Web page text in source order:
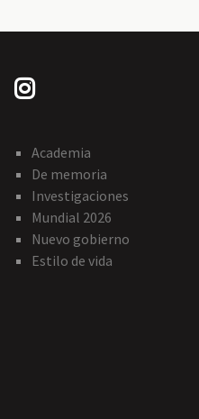
Academia
De memoria
Investigaciones
Mundial 2026
Nuevo gobierno
Estilo de vida